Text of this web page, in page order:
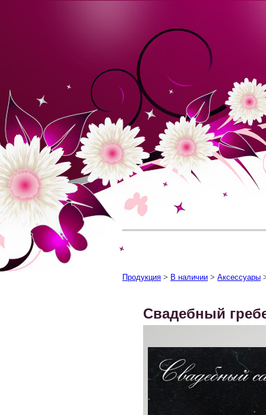
Продукция > В наличии > Аксессуары
Свадебный